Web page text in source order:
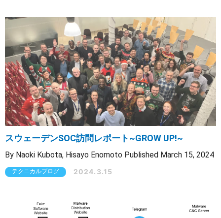
スウェーデンSOC訪問レポート~GROW UP!~
By Naoki Kubota, Hisayo Enomoto Published March 15, 2024
テクニカルブログ 2024.3.15